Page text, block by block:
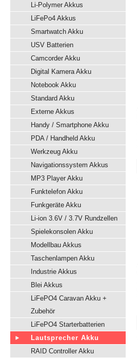
Li-Polymer Akkus
LiFePo4 Akkus
Smartwatch Akku
USV Batterien
Camcorder Akku
Digital Kamera Akku
Notebook Akku
Standard Akku
Externe Akkus
Handy / Smartphone Akku
PDA / Handheld Akku
Werkzeug Akku
Navigationssystem Akkus
MP3 Player Akku
Funktelefon Akku
Funkgeräte Akku
Li-ion 3.6V / 3.7V Rundzellen
Spielekonsolen Akku
Modellbau Akkus
Taschenlampen Akku
Industrie Akkus
Blei Akkus
LiFePO4 Caravan Akku +
Zubehör
LiFePO4 Starterbatterien
Lautsprecher Akku
RAID Controller Akku